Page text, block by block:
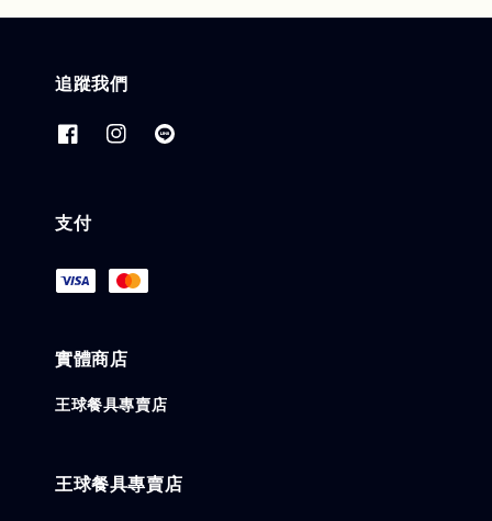
追蹤我們
支付
實體商店
王球餐具專賣店
王球餐具專賣店